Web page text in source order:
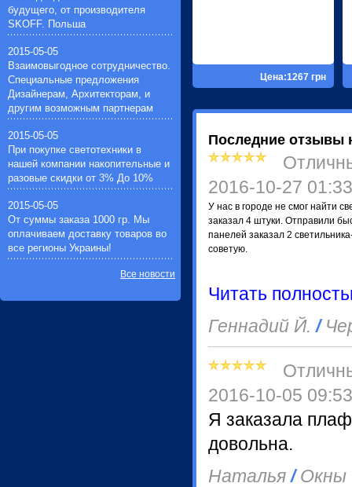
Цена:1267 грн
Последние отзывы
2016-10-27 01:33
У нас в городе не смог найти
заказал 4 штуки. Отправили
панелей заказал 2
советую.
Читать
Геннадий Й./
2016-10-05 09:53
Я заказала
довольна.
Наталья/Окны
Звонки дверные(7)
Импульсные зажигающие
Устройства защиты галогенных
ламп(1)
Таймеры для автоматического
вкл./выкл. электрооборудования(3)
Фонари ручные
будущего, от производителя
SKOFF. Польша
2015-05-05
Взаимовыгодное сотрудничество.
Специальные предложения
Дизайнерам, Архитекторам, и
другим возможным партнерам
2015-05-05
При покупке светотехники в
нашей компании накопительные и
разовые скидки от 3% До 10%
2015-05-05
От суммы заказа 1000 гр. Мы
оплачиваем доставку товаров во
все регионы Украины!
Все новости